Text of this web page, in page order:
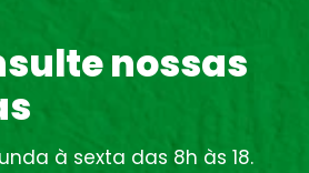
nossas
à sexta das 8h às 18.